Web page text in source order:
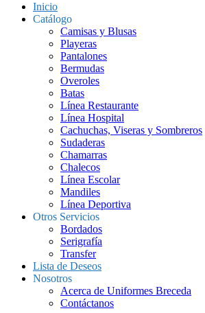
Inicio
Catálogo
Camisas y Blusas
Playeras
Pantalones
Bermudas
Overoles
Batas
Línea Restaurante
Línea Hospital
Cachuchas, Viseras y Sombreros
Sudaderas
Chamarras
Chalecos
Línea Escolar
Mandiles
Línea Deportiva
Otros Servicios
Bordados
Serigrafía
Transfer
Lista de Deseos
Nosotros
Acerca de Uniformes Breceda
Contáctanos